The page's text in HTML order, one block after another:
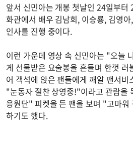
앞서 신민아는 개봉 첫날인 24일부터
화관에서 배우 김남희, 이승룡, 김영
인사를 진행 중이다.
이런 가운데 영상 속 신민아는 "오늘
게 선물받은 요술봉을 흔들며 한껏 러
어 객석에 앉은 팬들에게 깨알 팬서비
"눈동자 절찬 상영중!"이라고 관람을
응원단" 피켓을 든 팬을 보며 "고마
하기도 했다.